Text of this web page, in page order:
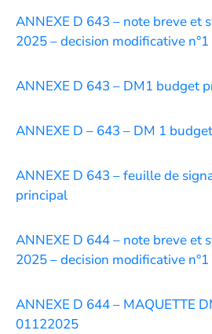
ANNEXE D 643 – note breve et
2025 – decision modificative
ANNEXE D 643 – DM1 budget
ANNEXE D – 643 – DM 1
ANNEXE D 643 – feuille de
principal
ANNEXE D 644 – note breve et
2025 – decision modificative
ANNEXE D 644 – MAQUETTE
01122025